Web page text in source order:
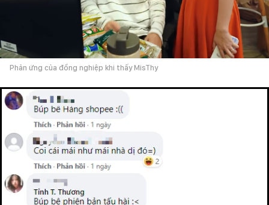
Phản ứng của đồng nghiệp khi thấy MisThy